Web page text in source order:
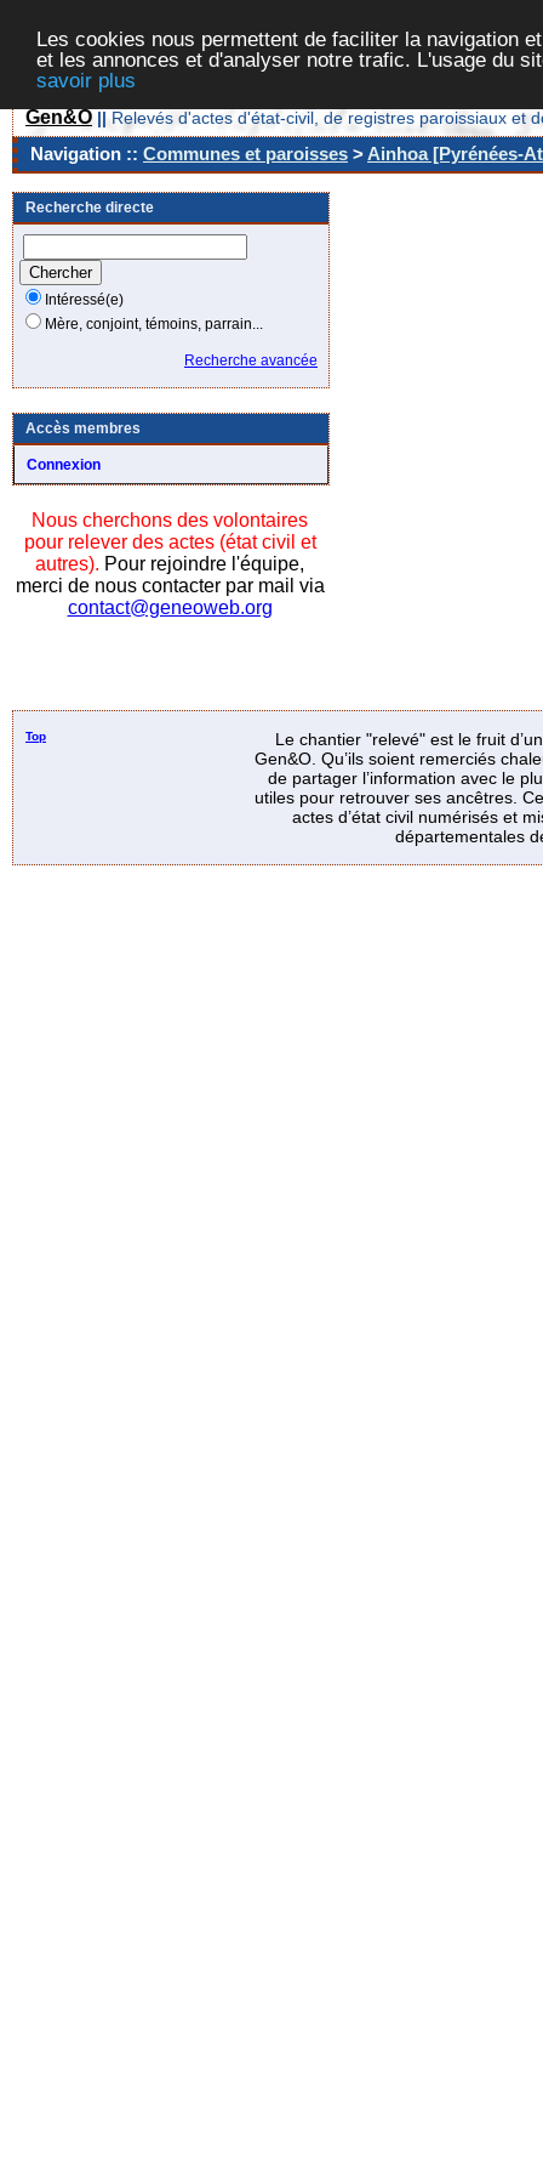
Les cookies nous permettent de faciliter la navigation
et les annonces et d'analyser notre trafic. L'usage du
savoir plus
Gen&O || Relevés d'actes d'état-civil, de registres paroissiaux et
Navigation :: Communes et paroisses >Ainhoa [Pyrénées-
Recherche directe
Intéressé(e)
Mère, conjoint, témoins, parrain...
Recherche avancée
Accès membres
Connexion
Nous cherchons des volontaires
pour relever des actes (état civil et
autres). Pour rejoindre l'équipe,
merci de nous contacter par mail via
contact@geneoweb.org
Top
Le chantier "relevé" est le fruit
Gen&O. Qu’ils soient remerciés
de partager l’information avec le
utiles pour retrouver ses ancêtres.
actes d’état civil numérisés et
départementales